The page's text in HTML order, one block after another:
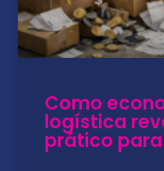
Como
logística
prático